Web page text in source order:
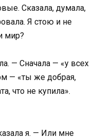
Сказала, думала,
Я стою и не
мир?
— Сначала — «у всех
— «ты же добрая,
что не купила».
я. — Или мне